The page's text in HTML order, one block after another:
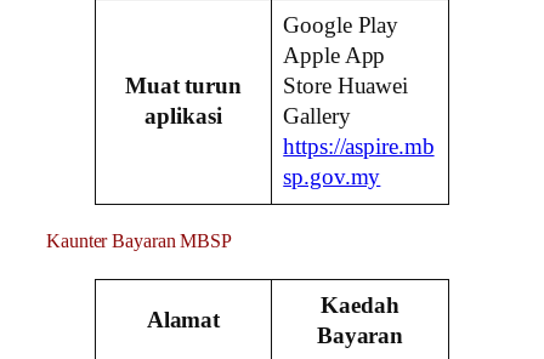
Muat turun
aplikasi
Google Play
Apple App
Store Huawei
Gallery
https://aspire.mb
sp.gov.my
Kaunter Bayaran MBSP
Alamat
Kaedah
Bayaran